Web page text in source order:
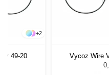
+2
49-20
Vycoz Wire